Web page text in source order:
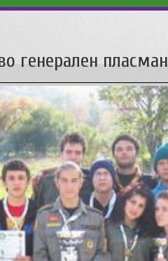
генерален пласман